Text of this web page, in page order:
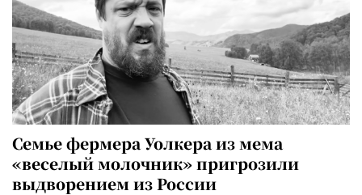
Семье фермера Уолкера из мема
«веселый молочник» пригрозили
выдворением из России